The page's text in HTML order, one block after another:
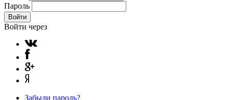
Пароль
Войти
Войти через
Забыли пароль?